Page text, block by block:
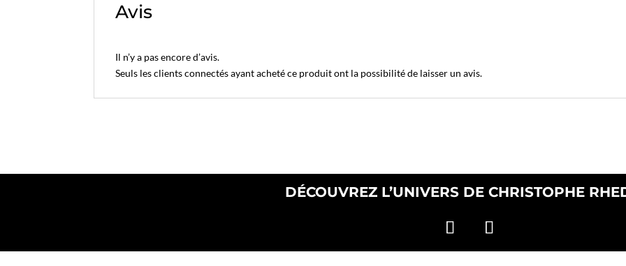
Avis
Il n’y a pas encore d’avis.
Seuls les clients connectés ayant acheté ce produit ont la possibilité de laisser un avis.
DÉCOUVREZ L’UNIVERS DE CHRISTOPHE